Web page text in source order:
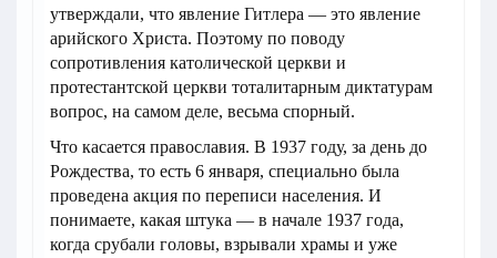
утверждали, что явление Гитлера — это явление
арийского Христа. Поэтому по поводу
сопротивления католической церкви и
протестантской церкви тоталитарным диктатурам
вопрос, на самом деле, весьма спорный.
Что касается православия. В 1937 году, за день до
Рождества, то есть 6 января, специально была
проведена акция по переписи населения. И
понимаете, какая штука — в начале 1937 года,
когда срубали головы, взрывали храмы и уже